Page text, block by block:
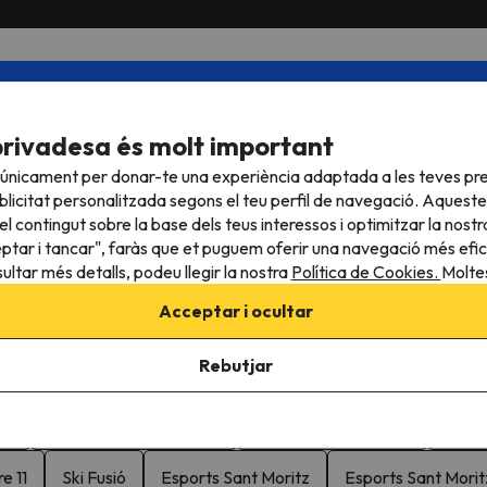
de muntanya: escapades d’estiu, ofertes
comencin les ofertes de la nova temporada d’esquí.
confirmes haver llegit i estar d'acord amb laPolítica de
11 Ski Fusió Esports Sant Moritz Esports Sant
és molt important
per donar-te una experiència adaptada a les teves
personalitzada segons el teu perfil de navegació.
contingut sobre la base dels teus interessos i optimitzar la
i tancar", faràs que et puguem oferir una navegació més
més detalls, podeu llegir la nostra Política de Cookies.
Acceptar i ocultar
Rebutjar